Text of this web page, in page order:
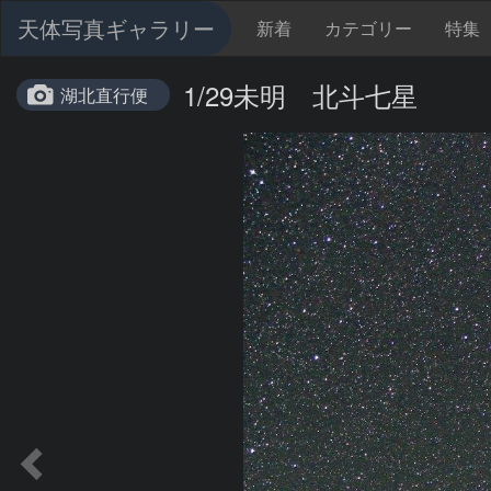
天体写真ギャラリー 新着 カテゴリー 特集
湖北直行便 1/29未明 北斗七星